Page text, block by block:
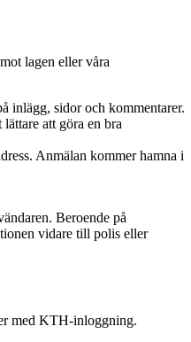
lagen eller våra
inlägg, sidor och kommentarer.
att göra en bra
Anmälan kommer hamna i
Beroende på
vidare till polis eller
med KTH-inloggning.